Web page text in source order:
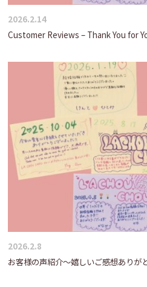
2026.2.14
Customer Reviews – Thank You for
2026.2.8
お客様の声紹介～嬉しいご感想ありが